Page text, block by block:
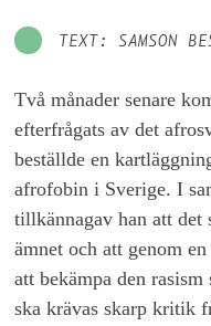
TEXT: SAMSON
Två månader senare
efterfrågats av det
beställde en
afrofobin i Sverige. I
tillkännagav han att det
ämnet och att genom
att bekämpa den
ska krävas skarp kritik